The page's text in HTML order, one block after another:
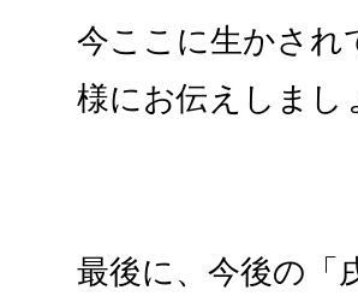
今ここに生かされ
様にお伝えしまし
最後に、今後の「